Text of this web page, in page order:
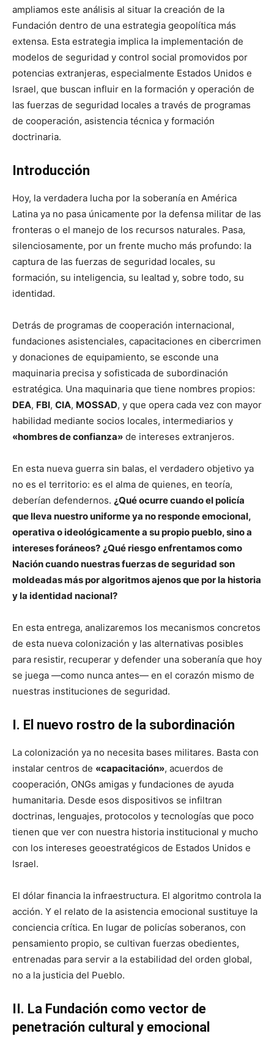
ampliamos este análisis al situar la creación de la
Fundación dentro de una estrategia geopolítica más
extensa. Esta estrategia implica la implementación de
modelos de seguridad y control social promovidos por
potencias extranjeras, especialmente Estados Unidos e
Israel, que buscan influir en la formación y operación de
las fuerzas de seguridad locales a través de programas
de cooperación, asistencia técnica y formación
doctrinaria.
Introducción
Hoy, la verdadera lucha por la soberanía en América
Latina ya no pasa únicamente por la defensa militar de las
fronteras o el manejo de los recursos naturales. Pasa,
silenciosamente, por un frente mucho más profundo: la
captura de las fuerzas de seguridad locales, su
formación, su inteligencia, su lealtad y, sobre todo, su
identidad.
Detrás de programas de cooperación internacional,
fundaciones asistenciales, capacitaciones en cibercrimen
y donaciones de equipamiento, se esconde una
maquinaria precisa y sofisticada de subordinación
estratégica. Una maquinaria que tiene nombres propios:
DEA, FBI, CIA, MOSSAD, y que opera cada vez con mayor
habilidad mediante socios locales, intermediarios y
«hombres de confianza» de intereses extranjeros.
En esta nueva guerra sin balas, el verdadero objetivo ya
no es el territorio: es el alma de quienes, en teoría,
deberían defendernos. ¿Qué ocurre cuando el policía
que lleva nuestro uniforme ya no responde emocional,
operativa o ideológicamente a su propio pueblo, sino a
intereses foráneos? ¿Qué riesgo enfrentamos como
Nación cuando nuestras fuerzas de seguridad son
moldeadas más por algoritmos ajenos que por la historia
y la identidad nacional?
En esta entrega, analizaremos los mecanismos concretos
de esta nueva colonización y las alternativas posibles
para resistir, recuperar y defender una soberanía que hoy
se juega —como nunca antes— en el corazón mismo de
nuestras instituciones de seguridad.
I. El nuevo rostro de la subordinación
La colonización ya no necesita bases militares. Basta con
instalar centros de «capacitación», acuerdos de
cooperación, ONGs amigas y fundaciones de ayuda
humanitaria. Desde esos dispositivos se infiltran
doctrinas, lenguajes, protocolos y tecnologías que poco
tienen que ver con nuestra historia institucional y mucho
con los intereses geoestratégicos de Estados Unidos e
Israel.
El dólar financia la infraestructura. El algoritmo controla la
acción. Y el relato de la asistencia emocional sustituye la
conciencia crítica. En lugar de policías soberanos, con
pensamiento propio, se cultivan fuerzas obedientes,
entrenadas para servir a la estabilidad del orden global,
no a la justicia del Pueblo.
II. La Fundación como vector de
penetración cultural y emocional